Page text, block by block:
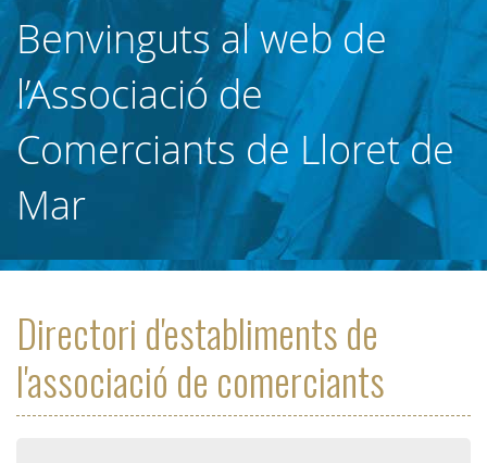
Benvinguts al web de
l’Associació de
Comerciants de Lloret de
Mar
Directori d'establiments de
l'associació de comerciants